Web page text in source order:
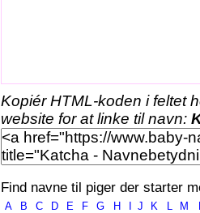
Kopiér HTML-koden i feltet
website for at linke til navn:
Find navne til piger der starter
A B C D E F G H J K L M